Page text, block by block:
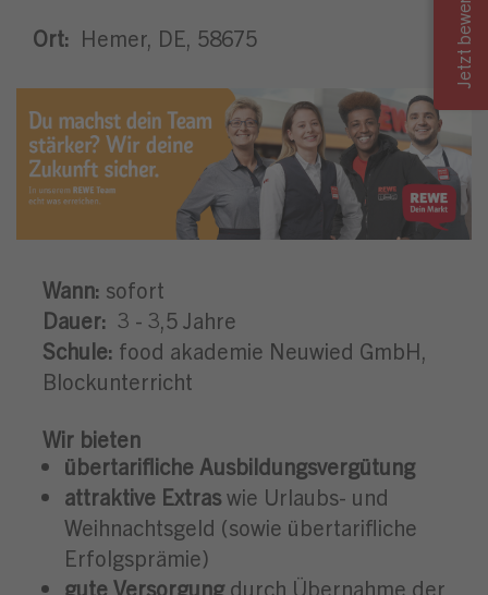
Ort: Hemer, DE, 58675
Wann: sofort
Dauer: 3 - 3,5 Jahre
Schule: food akademie Neuwied GmbH,
Blockunterricht
Wir bieten
übertarifliche Ausbildungsvergütung
attraktive Extraswie Urlaubs- und
Weihnachtsgeld (sowie übertarifliche
Erfolgsprämie)
gute Versorgung durch Übernahme der